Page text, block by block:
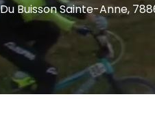
Buisson Sainte-Anne,